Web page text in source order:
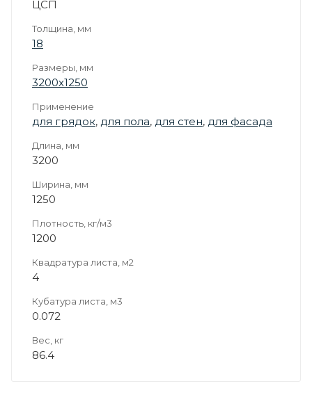
ЦСП
Толщина, мм
18
Размеры, мм
3200х1250
Применение
для грядок, для пола, для стен, для фасада
Длина, мм
3200
Ширина, мм
1250
Плотность, кг/м3
1200
Квадратура листа, м2
4
Кубатура листа, м3
0.072
Вес, кг
86.4